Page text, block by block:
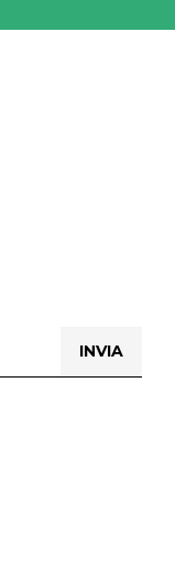
INVIA